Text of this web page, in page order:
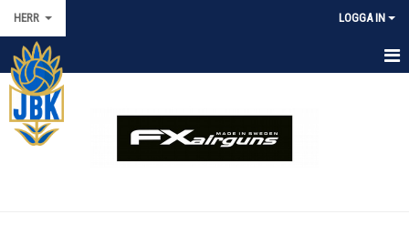
HERR LOGGA IN
HEM
NYHETER